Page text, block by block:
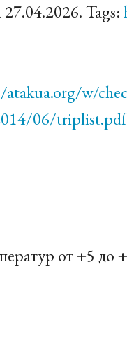
Tags:
w/
06/triplist.pdf
от +5